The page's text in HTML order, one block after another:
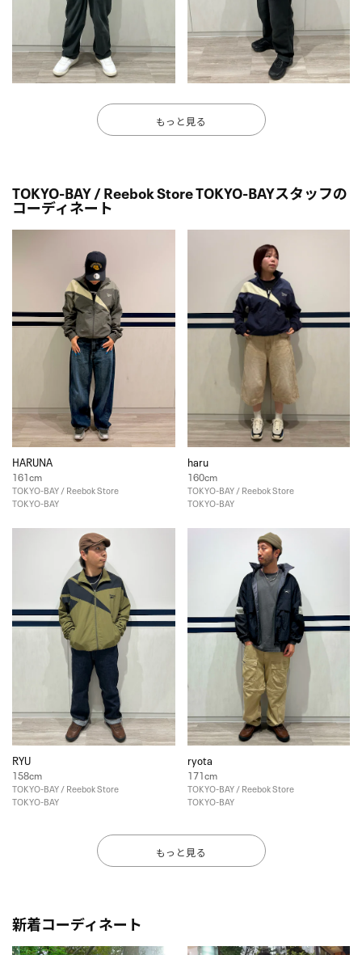
もっと見る
TOKYO-BAY / Reebok Store TOKYO-BAYスタッフの
コーディネート
HARUNA
161cm
TOKYO-BAY / Reebok Store
TOKYO-BAY
haru
160cm
TOKYO-BAY / Reebok Store
TOKYO-BAY
RYU
158cm
TOKYO-BAY / Reebok Store
TOKYO-BAY
ryota
171cm
TOKYO-BAY / Reebok Store
TOKYO-BAY
もっと見る
新着コーディネート